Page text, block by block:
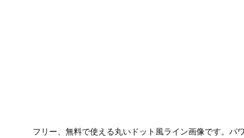
フリー、無料で使える丸いドット風ライン画像です。パ